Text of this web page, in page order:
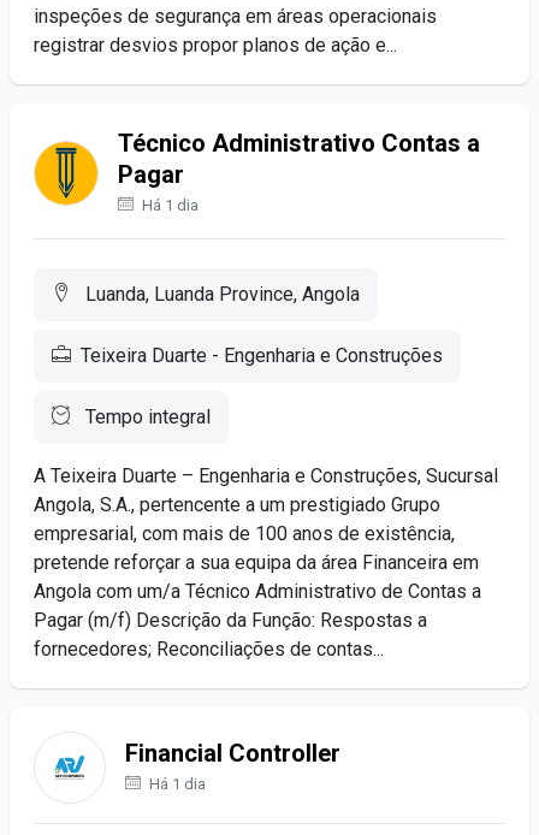
inspeções de segurança em áreas operacionais
registrar desvios propor planos de ação e...
Técnico Administrativo Contas a
Pagar
Há 1 dia
Luanda, Luanda Province, Angola
Teixeira Duarte - Engenharia e Construções
Tempo integral
A Teixeira Duarte – Engenharia e Construções, Sucursal
Angola, S.A., pertencente a um prestigiado Grupo
empresarial, com mais de 100 anos de existência,
pretende reforçar a sua equipa da área Financeira em
Angola com um/a Técnico Administrativo de Contas a
Pagar (m/f) Descrição da Função: Respostas a
fornecedores; Reconciliações de contas...
Financial Controller
Há 1 dia